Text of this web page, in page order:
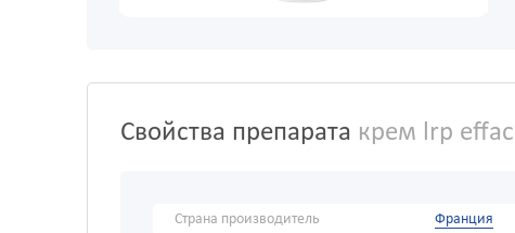
Свойства препарата крем lrp
Страна производитель
Франция